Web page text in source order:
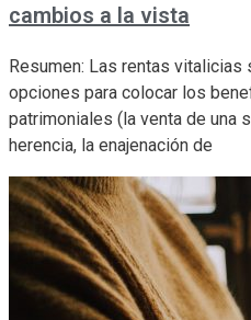
cambios a la vista
Resumen: Las rentas vitalicias
opciones para colocar los
patrimoniales (la venta de una
herencia, la enajenación de